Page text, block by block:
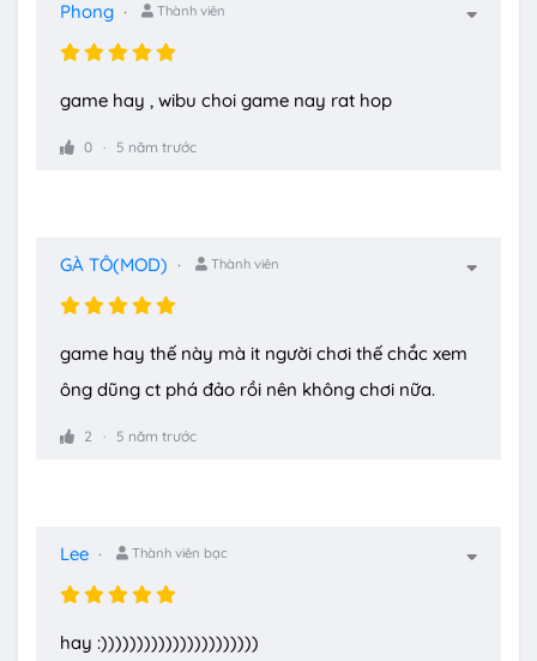
Phong Thành viên
game hay , wibu choi game nay rat hop
0 5 năm trước
GÀ TÔ(MOD) Thành viên
game hay thế này mà it người chơi thế chắc xem
ông dũng ct phá đảo rồi nên không chơi nữa.
2 5 năm trước
Lee Thành viên bạc
hay :))))))))))))))))))))))